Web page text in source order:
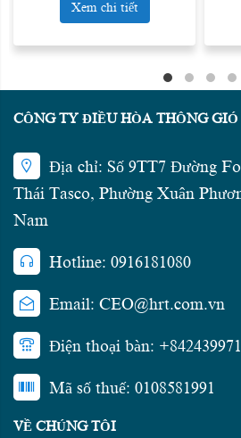
Xem chi tiết
CÔNG TY ĐIỀU HÒA THÔNG
Địa chỉ: Số 9TT7 Đường
Thái Tasco, Phường Xuân
Nam
Hotline: 0916181080
Email: CEO@hrt.com.vn
Điện thoại bàn:
Mã số thuế: 0108581991
VỀ CHÚNG TÔI